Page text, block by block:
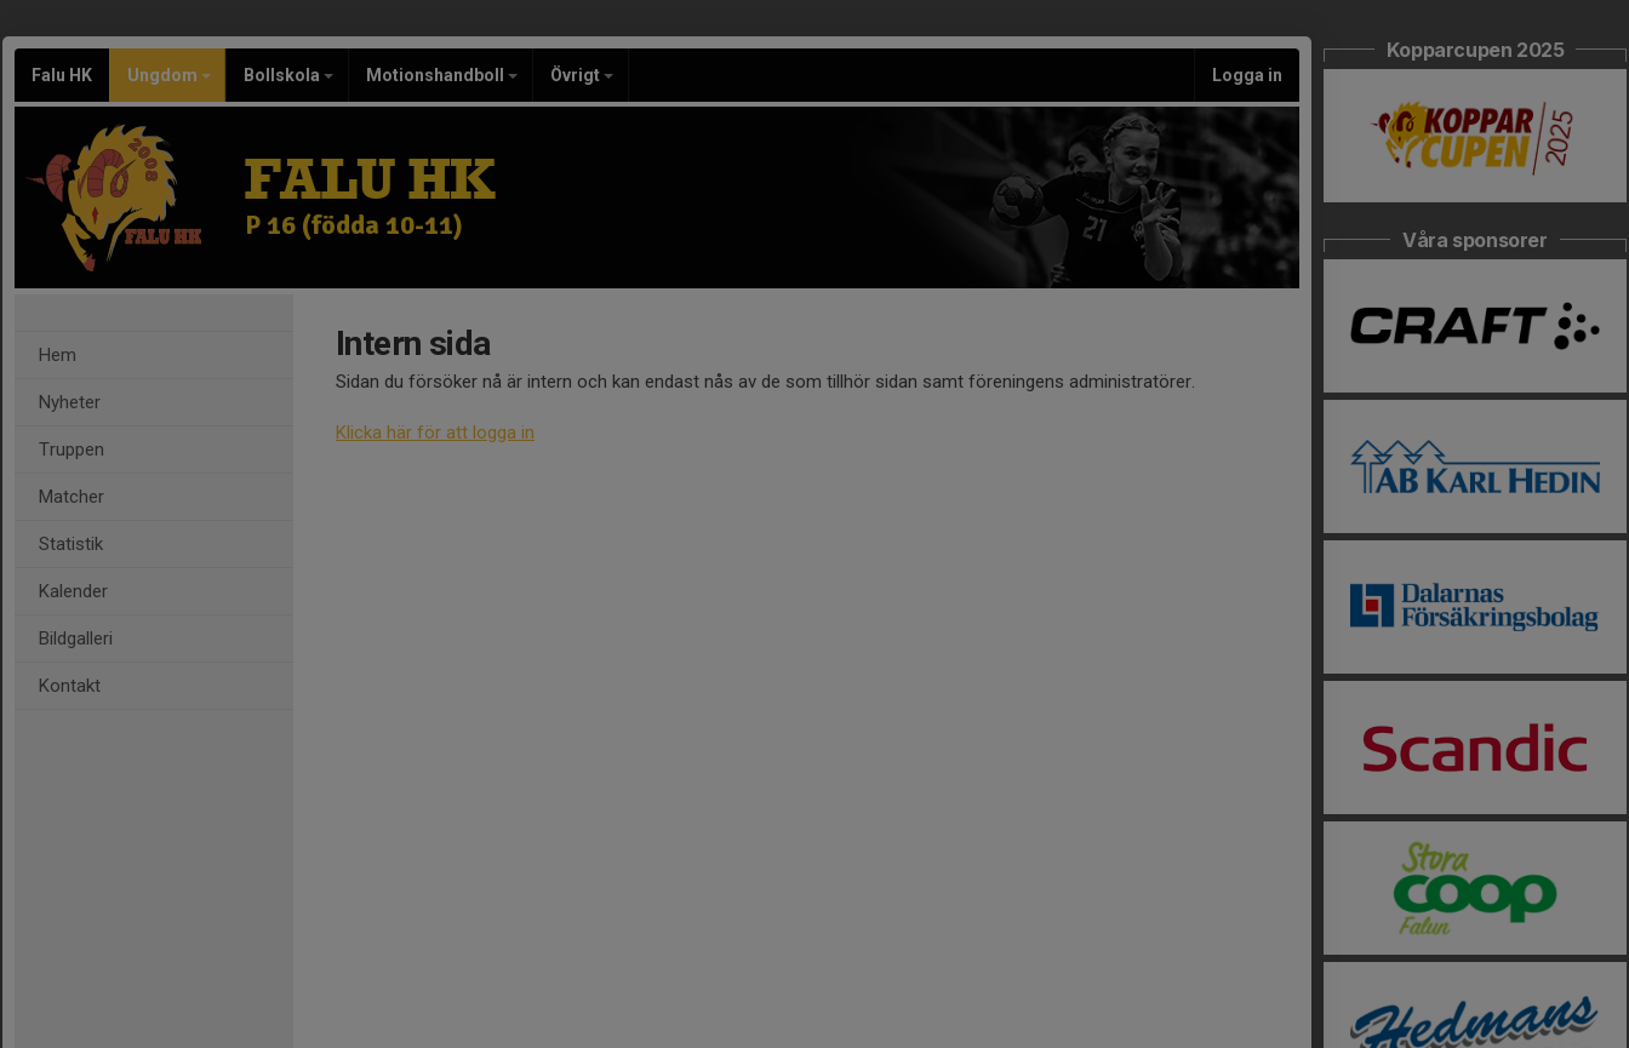
Falu HK Ungdom Bollskola Motionshandboll Övrigt Logga in
FALU HK
P 16 (födda 10-11)
Hem
Nyheter
Truppen
Matcher
Statistik
Kalender
Bildgalleri
Kontakt
Intern sida
Sidan du försöker nå är intern och kan endast nås av de som tillhör sidan samt föreningens administratörer.
Klicka här för att logga in
Kopparcupen 2025
Våra sponsorer